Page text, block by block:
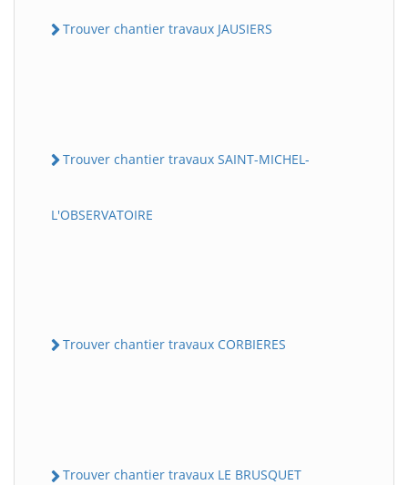
Trouver chantier travaux JAUSIERS
Trouver chantier travaux SAINT-MICHEL-
L'OBSERVATOIRE
Trouver chantier travaux CORBIERES
Trouver chantier travaux LE BRUSQUET